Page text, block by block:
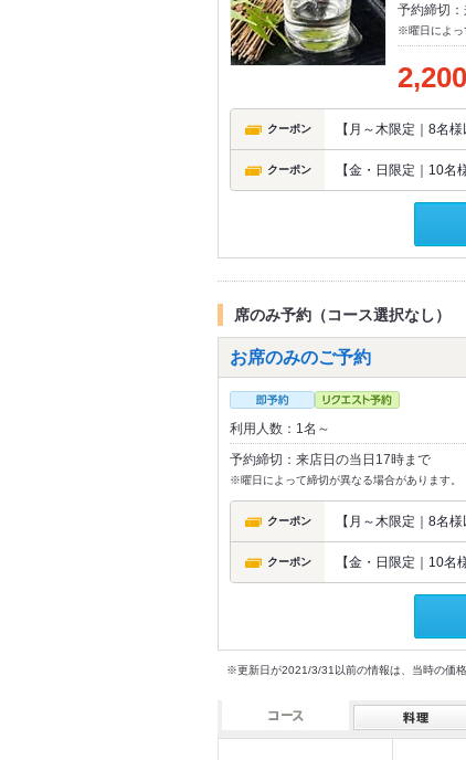
予約締切
※曜日によっ
2,200
クーポン 【月～木限定｜8名
クーポン 【金・日限定｜10名
席のみ予約（コース選択なし）
お席のみのご予約
利用人数：1名～
予約締切：来店日の当日17時まで
※曜日によって締切が異なる場合があります。
クーポン 【月～木限定｜8名
クーポン 【金・日限定｜10名
※更新日が2021/3/31以前の情報は、当時の価